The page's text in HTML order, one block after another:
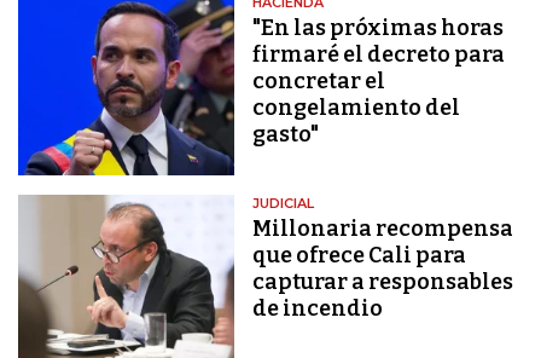
"En las próximas horas
firmaré el decreto para
concretar el
congelamiento del
gasto"
JUDICIAL
Millonaria recompensa
que ofrece Cali para
capturar a responsables
de incendio